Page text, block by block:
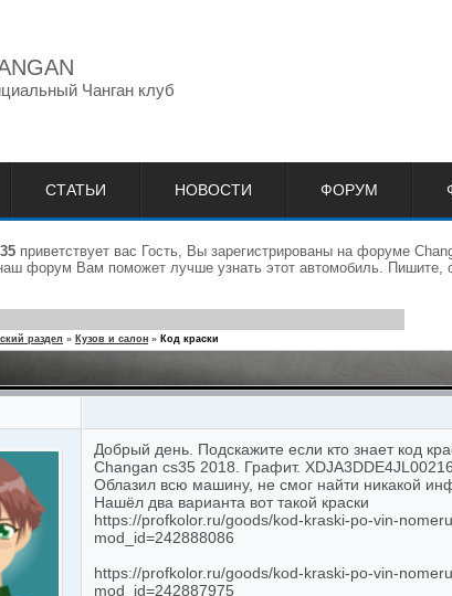
Чанган клуб
СТАТЬИ НОВОСТИ ФОРУМ
приветствует вас Гость, Вы зарегистрированы на форуме
форум Вам поможет лучше узнать этот автомобиль. Пишите,
раздел » Кузов и салон » Код краски
Добрый день. Подскажите если кто знает код
Changan cs35 2018. Графит.
Облазил всю машину, не смог найти никакой
Нашёл два варианта вот такой краски
https://profkolor.ru/goods/kod-kraski-po-vin-
mod_id=242888086
https://profkolor.ru/goods/kod-kraski-po-vin-
mod_id=242887975